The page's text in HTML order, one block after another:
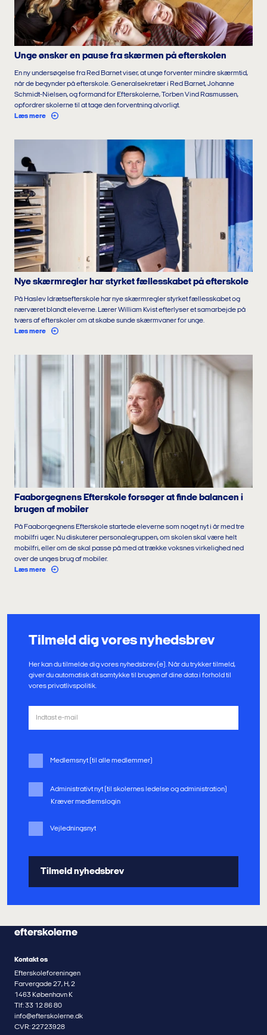
Unge ønsker en pause fra skærmen på efterskolen
En ny undersøgelse fra Red Barnet viser, at unge forventer mindre skærmtid,
når de begynder på efterskole. Generalsekretær i Red Barnet, Johanne
Schmidt-Nielsen, og formand for Efterskolerne, Torben Vind Rasmussen,
opfordrer skolerne til at tage den forventning alvorligt.
Læs mere
Nye skærmregler har styrket fællesskabet på efterskole
På Haslev Idrætsefterskole har nye skærmregler styrket fællesskabet og
nærværet blandt eleverne. Lærer William Kvist efterlyser et samarbejde på
tværs af efterskoler om at skabe sunde skærmvaner for unge.
Læs mere
Faaborgegnens Efterskole forsøger at finde balancen i
brugen af mobiler
På Faaborgegnens Efterskole startede eleverne som noget nyt i år med tre
mobilfri uger. Nu diskuterer personalegruppen, om skolen skal være helt
mobilfri, eller om de skal passe på med at trække voksnes virkelighed ned
over de unges brug af mobiler.
Læs mere
Tilmeld dig vores nyhedsbrev
Her kan du tilmelde dig vores nyhedsbrev(e). Når du trykker tilmeld,
giver du automatisk dit samtykke til brugen af dine data i forhold til
vores privatlivspolitik.
Medlemsnyt (til alle medlemmer)
Administrativt nyt (til skolernes ledelse og administration)
Kræver medlemslogin
Vejledningsnyt
efterskolerne
Kontakt os
Efterskoleforeningen
Farvergade 27, H, 2
1463 København K
Tlf: 33 12 86 80
info@efterskolerne.dk
CVR: 22723928